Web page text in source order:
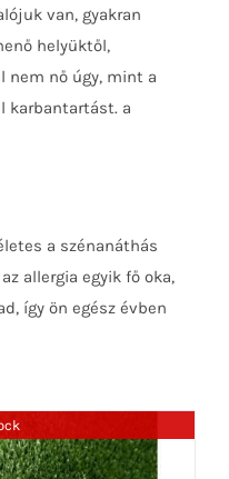
van, gyakran
helyüktől,
nem nő úgy, mint a
karbantartást. a
a szénanáthás
allergia egyik fő oka,
így ön egész évben